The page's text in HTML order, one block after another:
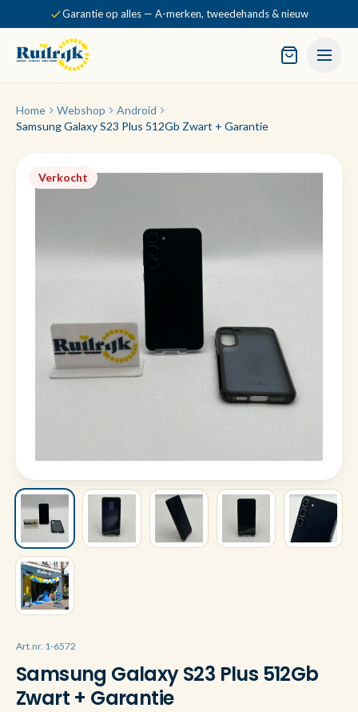
Garantie op alles — A-merken, tweedehands & nieuw
Home Webshop
Android
Samsung Galaxy S23 Plus 512Gb Zwart + Garantie
Verkocht
Art.nr. 1-6572
Samsung Galaxy S23 Plus 512Gb
Zwart + Garantie